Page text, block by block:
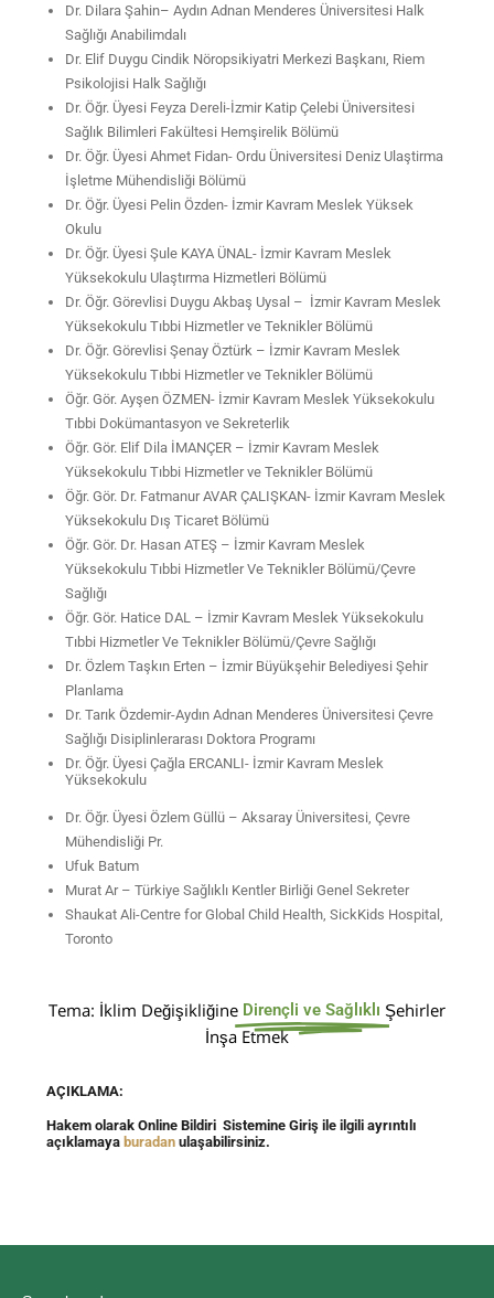
Dr. Dilara Şahin– Aydın Adnan Menderes Üniversitesi Halk
Sağlığı Anabilimdalı
Dr. Elif Duygu Cindik Nöropsikiyatri Merkezi Başkanı, Riem
Psikolojisi Halk Sağlığı
Dr. Öğr. Üyesi Feyza Dereli-İzmir Katip Çelebi Üniversitesi
Sağlık Bilimleri Fakültesi Hemşirelik Bölümü
Dr. Öğr. Üyesi Ahmet Fidan- Ordu Üniversitesi Deniz Ulaştirma
İşletme Mühendisliği Bölümü
Dr. Öğr. Üyesi Pelin Özden- İzmir Kavram Meslek Yüksek
Okulu
Dr. Öğr. Üyesi Şule KAYA ÜNAL- İzmir Kavram Meslek
Yüksekokulu Ulaştırma Hizmetleri Bölümü
Dr. Öğr. Görevlisi Duygu Akbaş Uysal – İzmir Kavram Meslek
Yüksekokulu Tıbbi Hizmetler ve Teknikler Bölümü
Dr. Öğr. Görevlisi Şenay Öztürk – İzmir Kavram Meslek
Yüksekokulu Tıbbi Hizmetler ve Teknikler Bölümü
Öğr. Gör. Ayşen ÖZMEN- İzmir Kavram Meslek Yüksekokulu
Tıbbi Dokümantasyon ve Sekreterlik
Öğr. Gör. Elif Dila İMANÇER – İzmir Kavram Meslek
Yüksekokulu Tıbbi Hizmetler ve Teknikler Bölümü
Öğr. Gör. Dr. Fatmanur AVAR ÇALIŞKAN- İzmir Kavram Meslek
Yüksekokulu Dış Ticaret Bölümü
Öğr. Gör. Dr. Hasan ATEŞ – İzmir Kavram Meslek
Yüksekokulu Tıbbi Hizmetler Ve Teknikler Bölümü/Çevre
Sağlığı
Öğr. Gör. Hatice DAL – İzmir Kavram Meslek Yüksekokulu
Tıbbi Hizmetler Ve Teknikler Bölümü/Çevre Sağlığı
Dr. Özlem Taşkın Erten – İzmir Büyükşehir Belediyesi Şehir
Planlama
Dr. Tarık Özdemir-Aydın Adnan Menderes Üniversitesi Çevre
Sağlığı Disiplinlerarası Doktora Programı
Dr. Öğr. Üyesi Çağla ERCANLI- İzmir Kavram Meslek
Yüksekokulu
Dr. Öğr. Üyesi Özlem Güllü – Aksaray Üniversitesi, Çevre
Mühendisliği Pr.
Ufuk Batum
Murat Ar – Türkiye Sağlıklı Kentler Birliği Genel Sekreter
Shaukat Ali-Centre for Global Child Health, SickKids Hospital,
Toronto
Tema: İklim Değişikliğine Dirençli ve Sağlıklı Şehirler
İnşa Etmek
AÇIKLAMA:
Hakem olarak Online Bildiri Sistemine Giriş ile ilgili ayrıntılı
açıklamayaburadan ulaşabilirsiniz.